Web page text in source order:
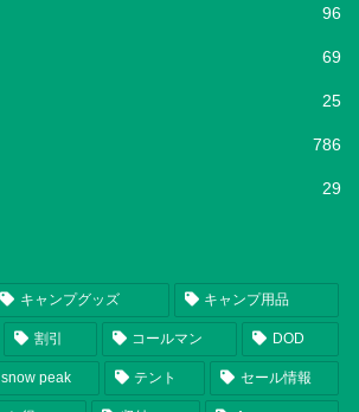
96
69
25
786
29
キャンプグッズ キャンプ用品
割引 コールマン DOD
snow peak テント セール情報